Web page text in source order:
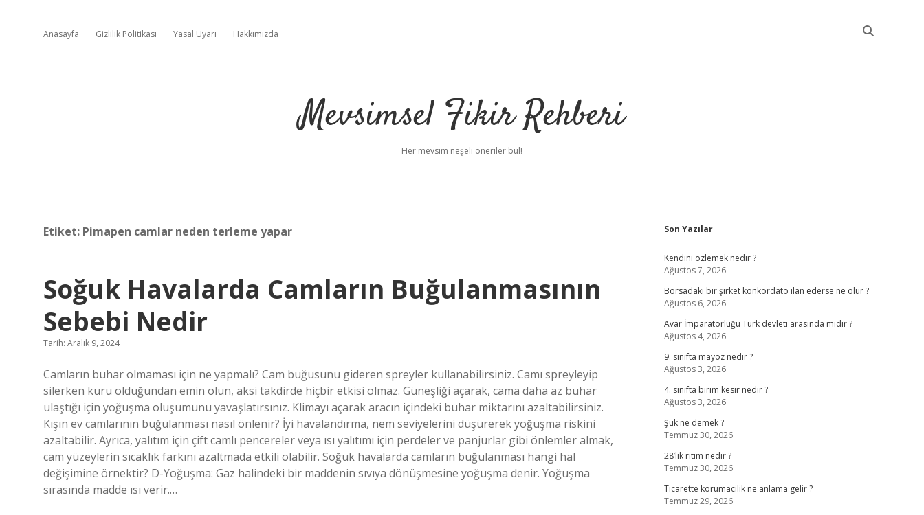
Anasayfa Gizlilik Politikası Yasal Uyarı Hakkımızda
Mevsimsel Fikir Rehberi
Her mevsim neşeli öneriler bul!
Etiket: Pimapen camlar neden terleme yapar
Soğuk Havalarda Camların Buğulanmasının
Sebebi Nedir
Tarih: Aralık 9, 2024
Camların buhar olmaması için ne yapmalı? Cam buğusunu gideren spreyler kullanabilirsiniz. Camı spreyleyip
silerken kuru olduğundan emin olun, aksi takdirde hiçbir etkisi olmaz. Güneşliği açarak, cama daha az buhar
ulaştığı için yoğuşma oluşumunu yavaşlatırsınız. Klimayı açarak aracın içindeki buhar miktarını azaltabilirsiniz.
Kışın ev camlarının buğulanması nasıl önlenir? İyi havalandırma, nem seviyelerini düşürerek yoğuşma riskini
azaltabilir. Ayrıca, yalıtım için çift camlı pencereler veya ısı yalıtımı için perdeler ve panjurlar gibi önlemler almak,
cam yüzeylerin sıcaklık farkını azaltmada etkili olabilir. Soğuk havalarda camların buğulanması hangi hal
değişimine örnektir? D-Yoğuşma: Gaz halindeki bir maddenin sıvıya dönüşmesine yoğuşma denir. Yoğuşma
sırasında madde ısı verir.…
Sidebar
Son Yazılar
Kendini özlemek nedir ?
Ağustos 7, 2026
Borsadaki bir şirket konkordato ilan ederse ne olur ?
Ağustos 6, 2026
Avar İmparatorluğu Türk devleti arasında mıdır ?
Ağustos 4, 2026
9. sınıfta mayoz nedir ?
Ağustos 3, 2026
4. sınıfta birim kesir nedir ?
Ağustos 3, 2026
Şuk ne demek ?
Temmuz 30, 2026
28’lik ritim nedir ?
Temmuz 30, 2026
Ticarette korumacilik ne anlama gelir ?
Temmuz 29, 2026